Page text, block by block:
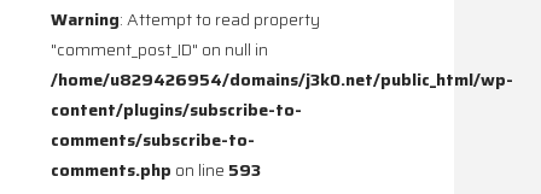
Warning: Attempt to read property
"comment_post_ID" on null in
/home/u829426954/domains/j3k0.net/public_html/wp-
content/plugins/subscribe-to-
comments/subscribe-to-
comments.php on line 593